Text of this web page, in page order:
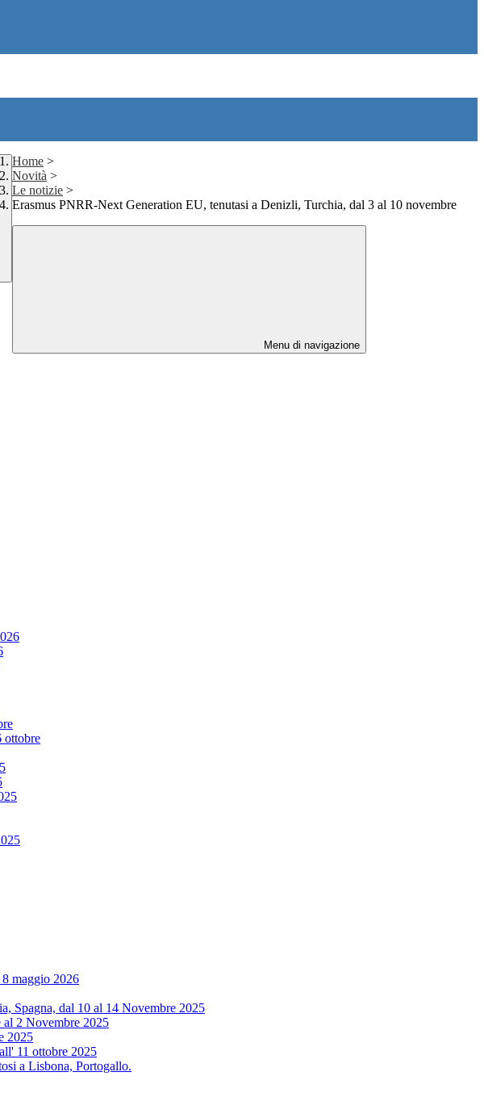
Home >
Novità >
Le notizie >
Erasmus PNRR-Next Generation EU, tenutasi a Denizli, Turchia, dal 3 al 10 novembre
Menu di navigazione
ottobre
maggio 2026
Spagna, dal 10 al 14 Novembre 2025
al 2 Novembre 2025
2025
11 ottobre 2025
a Lisbona, Portogallo.